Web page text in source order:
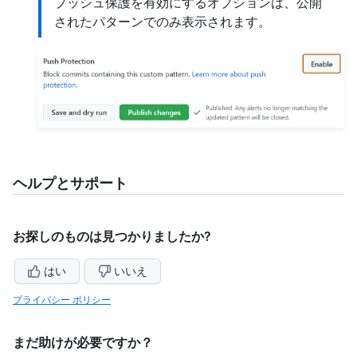
されたパターンでのみ表示されます。
ヘルプとサポート
お探しのものは見つかりましたか?
はい いいえ
プライバシー ポリシー
まだ助けが必要ですか？